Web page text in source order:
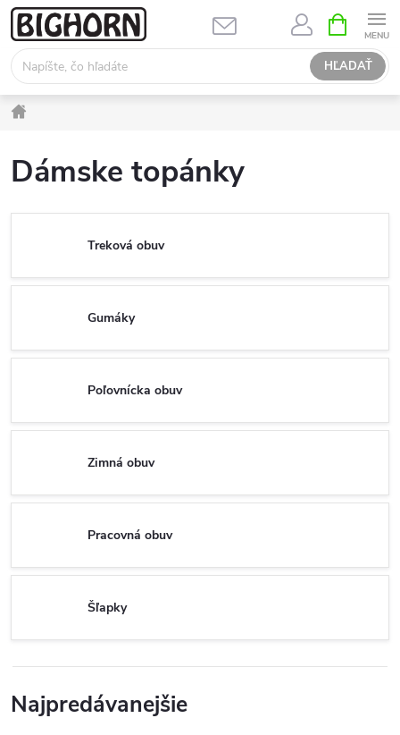
Prejsť
na
obsah
HĽADAŤ
KOŠÍK
Dámske topánky
Treková obuv
Gumáky
Poľovnícka obuv
Zimná obuv
Pracovná obuv
Šľapky
Najpredávanejšie